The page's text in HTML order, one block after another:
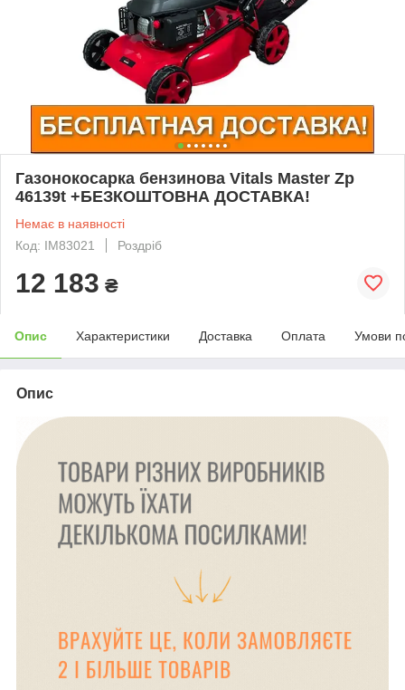
Газонокосарка бензинова Vitals Master Zp
46139t +БЕЗКОШТОВНА ДОСТАВКА!
Немає в наявності
Код: IM83021
Роздріб
12 183 ₴
Опис Характеристики Доставка Оплата Умови
Опис